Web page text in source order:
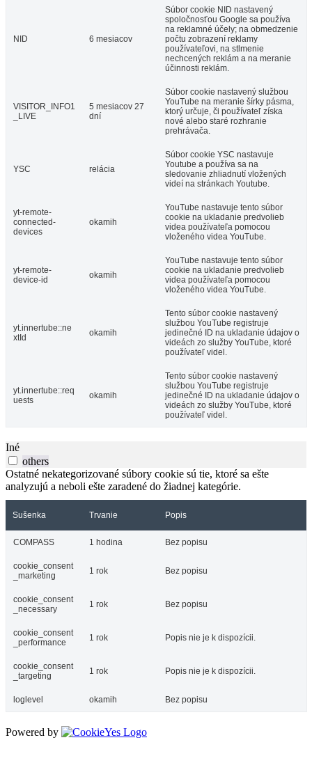
NID 6 mesiacov
Súbor cookie NID nastavený
spoločnosťou Google sa používa
na reklamné účely; na obmedzenie
počtu zobrazení reklamy
používateľovi, na stlmenie
nechcených reklám a na meranie
účinnosti reklám.
VISITOR_INFO1
_LIVE
5 mesiacov 27
dní
Súbor cookie nastavený službou
YouTube na meranie šírky pásma,
ktorý určuje, či používateľ získa
nové alebo staré rozhranie
prehrávača.
YSC relácia
Súbor cookie YSC nastavuje
Youtube a používa sa na
sledovanie zhliadnutí vložených
videí na stránkach Youtube.
yt-remote-
connected-
devices
okamih
YouTube nastavuje tento súbor
cookie na ukladanie predvolieb
videa používateľa pomocou
vloženého videa YouTube.
yt-remote-
device-id
okamih
YouTube nastavuje tento súbor
cookie na ukladanie predvolieb
videa používateľa pomocou
vloženého videa YouTube.
yt.innertube::ne
xtId
okamih
Tento súbor cookie nastavený
službou YouTube registruje
jedinečné ID na ukladanie údajov o
videách zo služby YouTube, ktoré
používateľ videl.
yt.innertube::req
uests
okamih
Tento súbor cookie nastavený
službou YouTube registruje
jedinečné ID na ukladanie údajov o
videách zo služby YouTube, ktoré
používateľ videl.
Iné
others
Ostatné nekategorizované súbory cookie sú tie, ktoré sa ešte
analyzujú a neboli ešte zaradené do žiadnej kategórie.
Sušenka Trvanie Popis
COMPASS 1 hodina Bez popisu
cookie_consent
_marketing
1 rok Bez popisu
cookie_consent
_necessary
1 rok Bez popisu
cookie_consent
_performance
1 rok Popis nie je k dispozícii.
cookie_consent
_targeting
1 rok Popis nie je k dispozícii.
loglevel okamih Bez popisu
Powered by